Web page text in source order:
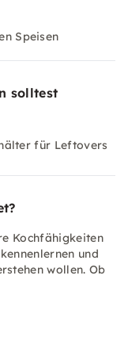
Speisen
solltest
für Leftovers
Kochfähigkeiten
und
wollen. Ob